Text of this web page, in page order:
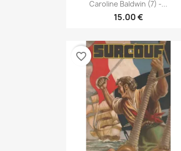
Caroline Baldwin (7) -...
15.00 €
favorite_border